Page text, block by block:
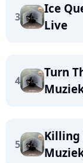
3
Ice
Live
4
Turn
5
Killing